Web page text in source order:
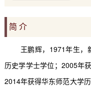
简 介
王鹏辉， 1971年生，
历史学学士学位； 2005年
2014年获得华东师范大学